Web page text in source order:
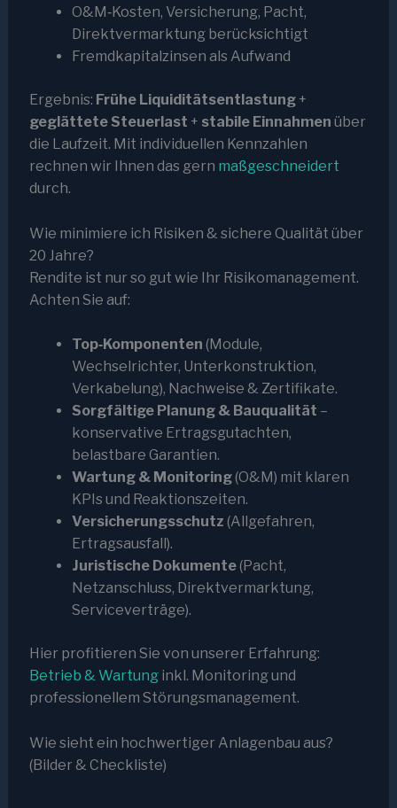
O&M‑Kosten, Versicherung, Pacht,
Direktvermarktung berücksichtigt
Fremdkapitalzinsen als Aufwand
Ergebnis: Frühe Liquiditätsentlastung+
geglättete Steuerlast + stabile Einnahmen über
die Laufzeit. Mit individuellen Kennzahlen
rechnen wir Ihnen das gern maßgeschneidert
durch.
Wie minimiere ich Risiken & sichere Qualität über
20 Jahre?
Rendite ist nur so gut wie Ihr Risikomanagement.
Achten Sie auf:
Top‑Komponenten (Module,
Wechselrichter, Unterkonstruktion,
Verkabelung), Nachweise & Zertifikate.
Sorgfältige Planung & Bauqualität –
konservative Ertragsgutachten,
belastbare Garantien.
Wartung & Monitoring(O&M) mit klaren
KPIs und Reaktionszeiten.
Versicherungsschutz (Allgefahren,
Ertragsausfall).
Juristische Dokumente(Pacht,
Netzanschluss, Direktvermarktung,
Serviceverträge).
Hier profitieren Sie von unserer Erfahrung:
Betrieb & Wartunginkl. Monitoring und
professionellem Störungsmanagement.
Wie sieht ein hochwertiger Anlagenbau aus?
(Bilder & Checkliste)